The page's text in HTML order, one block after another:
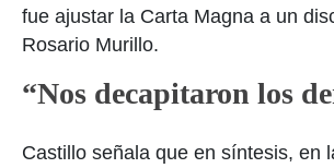
fue ajustar la Carta Magna a un
Rosario Murillo.
“Nos decapitaron los
Castillo señala que en síntesis, en